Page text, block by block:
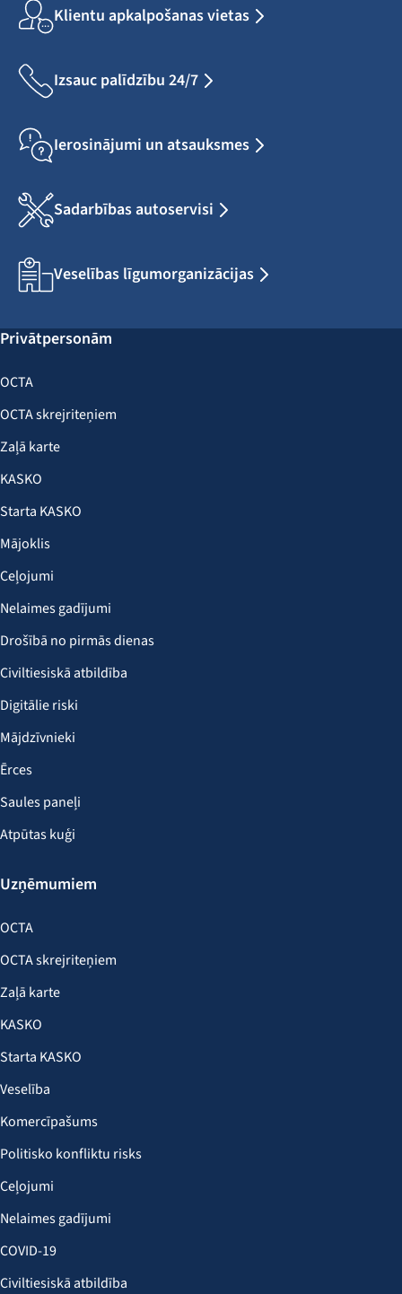
Klientu apkalpošanas vietas
Izsauc palīdzību 24/7
Ierosinājumi un atsauksmes
Sadarbības autoservisi
Veselības līgumorganizācijas
Privātpersonām
OCTA
OCTA skrejriteņiem
Zaļā karte
KASKO
Starta KASKO
Mājoklis
Ceļojumi
Nelaimes gadījumi
Drošībā no pirmās dienas
Civiltiesiskā atbildība
Digitālie riski
Mājdzīvnieki
Ērces
Saules paneļi
Atpūtas kuģi
Uzņēmumiem
OCTA
OCTA skrejriteņiem
Zaļā karte
KASKO
Starta KASKO
Veselība
Komercīpašums
Politisko konfliktu risks
Ceļojumi
Nelaimes gadījumi
COVID-19
Civiltiesiskā atbildība